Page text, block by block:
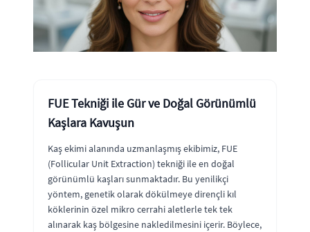
FUE Tekniği ile Gür ve Doğal Görünümlü
Kaşlara Kavuşun
Kaş ekimi alanında uzmanlaşmış ekibimiz, FUE
(Follicular Unit Extraction) tekniği ile en doğal
görünümlü kaşları sunmaktadır. Bu yenilikçi
yöntem, genetik olarak dökülmeye dirençli kıl
köklerinin özel mikro cerrahi aletlerle tek tek
alınarak kaş bölgesine nakledilmesini içerir. Böylece,